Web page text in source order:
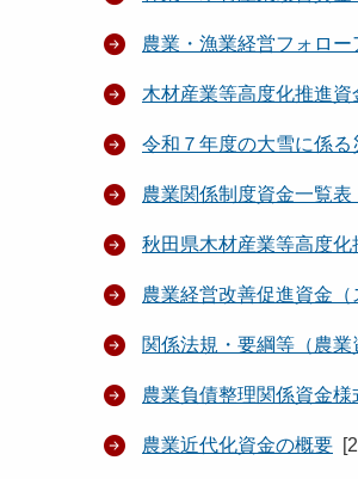
農業・漁業経営フォロ
木材産業等高度化推進資
令和７年度の大雪に係
農業関係制度資金一覧表
秋田県木材産業等高度化
農業経営改善促進資金
関係法規・要綱等（農業
農業負債整理関係資金様
農業近代化資金の概要 [